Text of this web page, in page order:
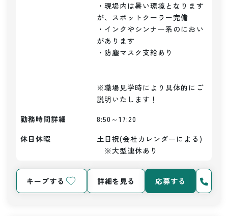
・現場内は暑い環境となります
が、スポットクーラー完備
・インクやシンナー系のにおい
があります
・防塵マスク支給あり
※職場見学時により具体的にご
説明いたします！
勤務時間詳細
8:50～17:20
休日休暇
土日祝(会社カレンダーによる)
※大型連休あり
キープする 詳細を見る 応募する